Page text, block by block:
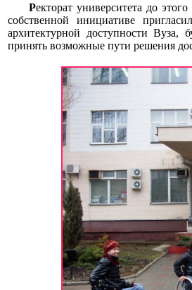
Ректорат университета до
собственной инициативе
архитектурной доступности
принять возможные пути решения